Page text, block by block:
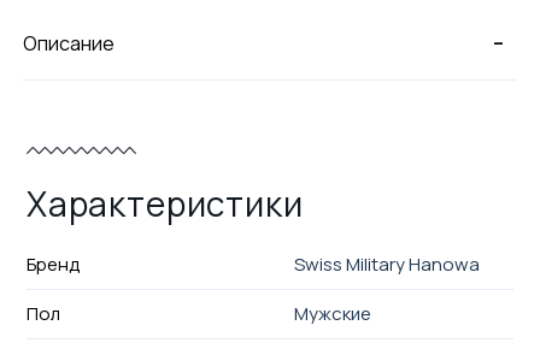
-
Описание
Характеристики
Бренд
Swiss Military Hanowa
Пол
Мужские